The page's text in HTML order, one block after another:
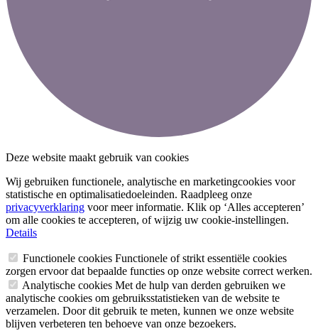
Deze website maakt gebruik van cookies
Wij gebruiken functionele, analytische en marketingcookies voor
statistische en optimalisatiedoeleinden. Raadpleeg onze
privacyverklaring voor meer informatie. Klik op ‘Alles accepteren’
om alle cookies te accepteren, of wijzig uw cookie-instellingen.
Details
Functionele cookies Functionele of strikt essentiële cookies
zorgen ervoor dat bepaalde functies op onze website correct werken.
Analytische cookies Met de hulp van derden gebruiken we
analytische cookies om gebruiksstatistieken van de website te
verzamelen. Door dit gebruik te meten, kunnen we onze website
blijven verbeteren ten behoeve van onze bezoekers.